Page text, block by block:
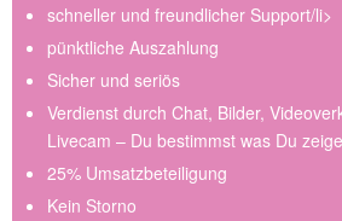
schneller und freundlicher Support/li>
pünktliche Auszahlung
Sicher und seriös
Verdienst durch Chat, Bilder,
Livecam – Du bestimmst was Du
25% Umsatzbeteiligung
Kein Storno